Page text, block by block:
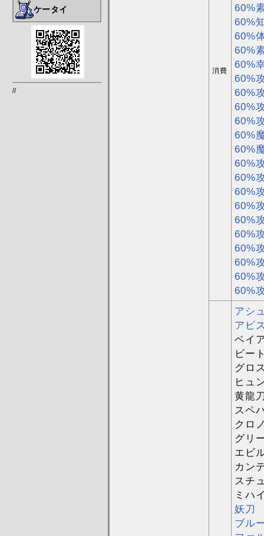
ケータイ
//
消費
60%
60%
60%
60%
60%
60%
60%
60%
60%
60%
60%
60%
60%
60%
60%
60%
60%
60%
60%
60%
60%
アシ
アビ
ベイ
ビー
グロ
ヒュ
黄龍
スペ
クロ
グリ
エビ
カン
スチ
ミハ
妖刀
ブル